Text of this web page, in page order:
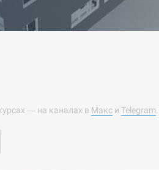
— на каналах в Макс и Telegram